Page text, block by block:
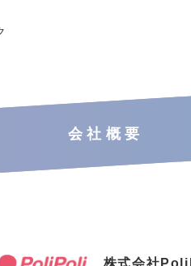
会社概要
株式会社